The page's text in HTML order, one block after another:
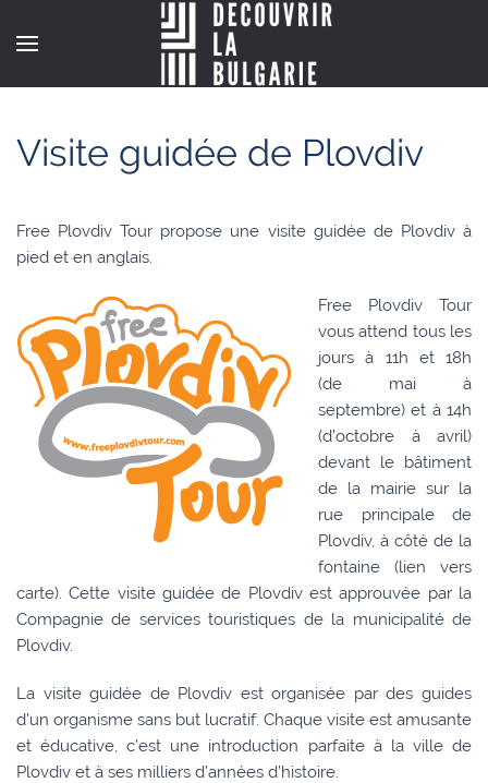
Visite guidée de Plovdiv
Free Plovdiv Tour propose une visite guidée de Plovdiv à
pied et en anglais.
Free Plovdiv Tour
vous attend tous les
jours à 11h et 18h
(de mai à
septembre) et à 14h
(d’octobre à avril)
devant le bâtiment
de la mairie sur la
rue principale de
Plovdiv, à côté de la
fontaine (lien vers
carte). Cette visite guidée de Plovdiv est approuvée par la
Compagnie de services touristiques de la municipalité de
Plovdiv.
La visite guidée de Plovdiv est organisée par des guides
d’un organisme sans but lucratif. Chaque visite est amusante
et éducative, c’est une introduction parfaite à la ville de
Plovdiv et à ses milliers d’années d’histoire.